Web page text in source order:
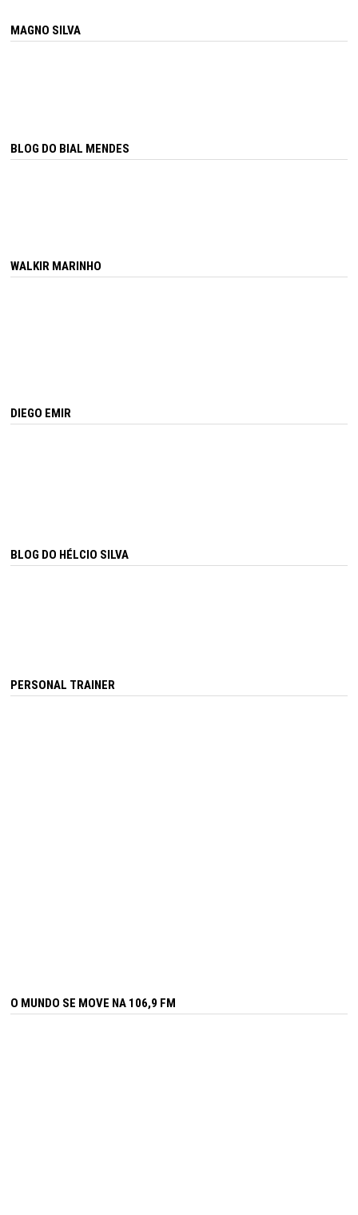
MAGNO SILVA
BLOG DO BIAL MENDES
WALKIR MARINHO
DIEGO EMIR
BLOG DO HÉLCIO SILVA
PERSONAL TRAINER
O MUNDO SE MOVE NA 106,9 FM